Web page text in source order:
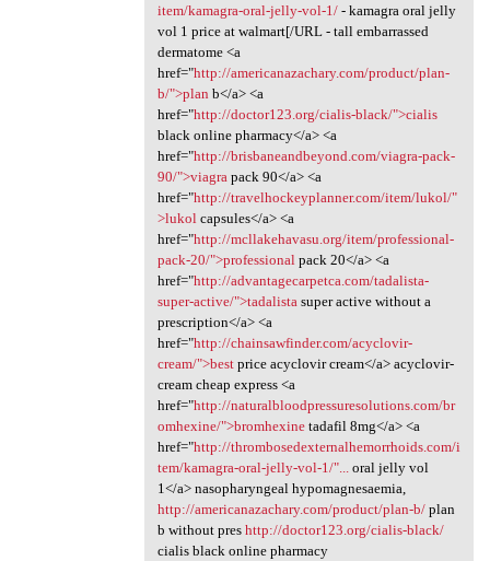
item/kamagra-oral-jelly-vol-1/- kamagra oral jelly
vol 1 price at walmart[/URL - tall embarrassed
dermatome <a
href="http://americanazachary.com/product/plan-
b/">plan b</a> <a
href="http://doctor123.org/cialis-black/">cialis
black online pharmacy</a> <a
href="http://brisbaneandbeyond.com/viagra-pack-
90/">viagra pack 90</a> <a
href="http://travelhockeyplanner.com/item/lukol/"
>lukol capsules</a> <a
href="http://mcllakehavasu.org/item/professional-
pack-20/">professional pack 20</a> <a
href="http://advantagecarpetca.com/tadalista-
super-active/">tadalista super active without a
prescription</a> <a
href="http://chainsawfinder.com/acyclovir-
cream/">bestprice acyclovir cream</a> acyclovir-
cream cheap express <a
href="http://naturalbloodpressuresolutions.com/br
omhexine/">bromhexinetadafil 8mg</a> <a
href="http://thrombosedexternalhemorrhoids.com/i
tem/kamagra-oral-jelly-vol-1/"...
oral jelly vol
1</a> nasopharyngeal hypomagnesaemia,
http://americanazachary.com/product/plan-b/plan
b without pres http://doctor123.org/cialis-black/
cialis black online pharmacy